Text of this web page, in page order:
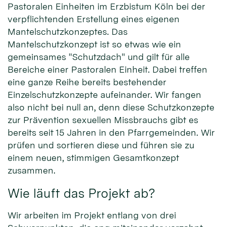
Pastoralen Einheiten im Erzbistum Köln bei der
verpflichtenden Erstellung eines eigenen
Mantelschutzkonzeptes. Das
Mantelschutzkonzept ist so etwas wie ein
gemeinsames "Schutzdach" und gilt für alle
Bereiche einer Pastoralen Einheit. Dabei treffen
eine ganze Reihe bereits bestehender
Einzelschutzkonzepte aufeinander. Wir fangen
also nicht bei null an, denn diese Schutzkonzepte
zur Prävention sexuellen Missbrauchs gibt es
bereits seit 15 Jahren in den Pfarrgemeinden. Wir
prüfen und sortieren diese und führen sie zu
einem neuen, stimmigen Gesamtkonzept
zusammen.
Wie läuft das Projekt ab?
Wir arbeiten im Projekt entlang von drei